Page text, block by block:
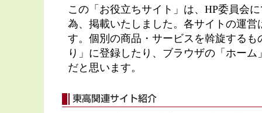
この「お役立ちサイト」は、HP委員会
為、掲載いたしました。各サイトの運
す。個別の商品・サービスを斡旋する
り」に登録したり、ブラウザの「ホー
だと思います。